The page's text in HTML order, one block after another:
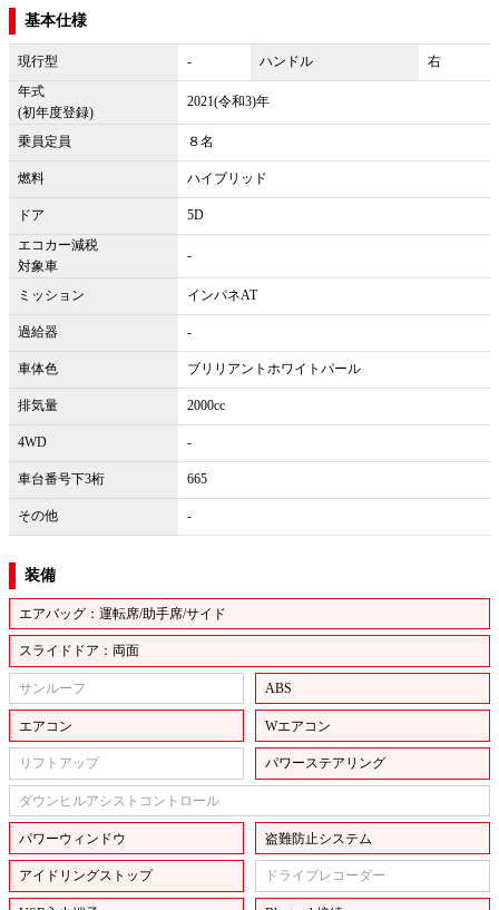
基本仕様
現行型 - ハンドル
右
年式
(初年度登録)
2021(令和3)年
乗員定員 ８名
燃料 ハイブリッド
ドア
5D
エコカー減税
対象車
-
ミッション インパネAT
過給器 -
車体色 ブリリアントホワイトパール
排気量 2000cc
4WD -
車台番号下3桁 665
その他 -
装備
エアバッグ：運転席/助手席/サイド
スライドドア：両面
サンルーフ ABS
エアコン Wエアコン
リフトアップ パワーステアリング
ダウンヒルアシストコントロール
パワーウィンドウ 盗難防止システム
アイドリングストップ ドライブレコーダー